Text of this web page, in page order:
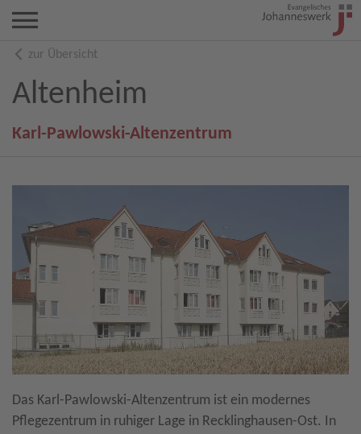
zur Übersicht
Altenheim
Karl-Pawlowski-Altenzentrum
Das Karl-Pawlowski-Altenzentrum ist ein modernes
Pflegezentrum in ruhiger Lage in Recklinghausen-Ost. In